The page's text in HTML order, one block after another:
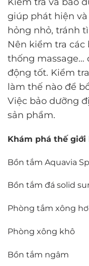
giúp phát hiện
hỏng nhỏ, tránh
Nên kiểm tra các
thống massage…
động tốt. Kiểm
làm thế nào để
Việc bảo dưỡng
sản phẩm.
Khám phá thế
Bồn tắm Aquavia
Bồn tắm đá solid
Phòng tắm xông
Phòng xông khô
Bồn tắm ngâm